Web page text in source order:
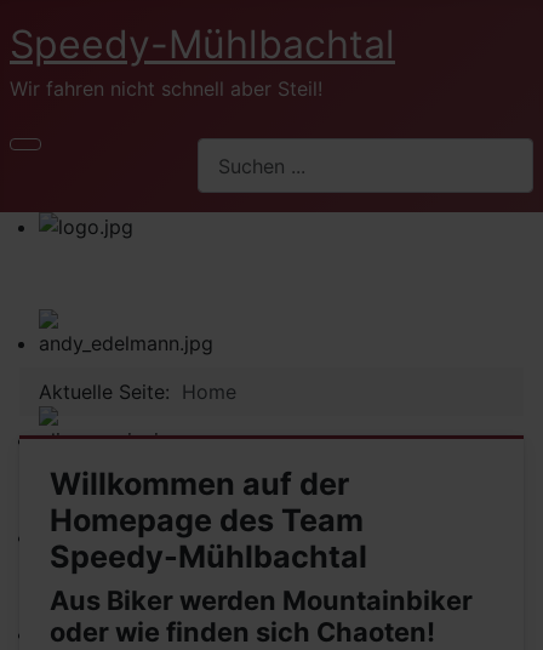
Speedy-Mühlbachtal
Wir fahren nicht schnell aber Steil!
Aktuelle Seite: Home
Willkommen auf der
Homepage des Team
Speedy-Mühlbachtal
Aus Biker werden Mountainbiker
oder wie finden sich Chaoten!